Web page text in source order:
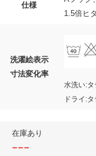
仕様
1.5倍ヒ
洗濯絵表示
寸法変化率
水洗い:
ドライ:
在庫あり
---